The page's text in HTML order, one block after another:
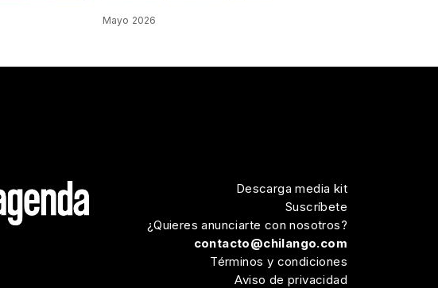
Mayo 2026
Descarga media kit
Suscríbete
¿Quieres anunciarte con nosotros?
contacto@chilango.com
Términos y condiciones
Aviso de privacidad